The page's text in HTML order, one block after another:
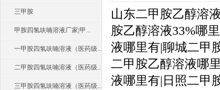
三甲胺
甲胺四氢呋喃溶液厂家|甲...
一甲胺四氢呋喃溶液（医药级...
二甲胺四氢呋喃溶液（医药级...
三甲胺四氢呋喃溶液（医药级...
山东二甲胺乙醇溶
胺乙醇溶液33%哪
液哪里有|聊城二甲
二甲胺乙醇溶液哪
液哪里有|日照二甲